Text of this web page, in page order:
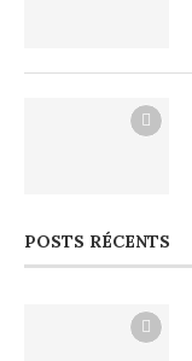
POSTS RÉCENTS